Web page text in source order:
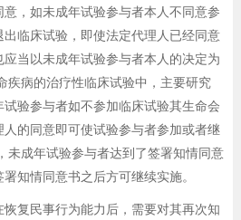
，如未成年试验参与者本人不同意参
临床试验，即使法定代理人已经同意
当以未成年试验参与者本人的决定为
疾病的治疗性临床试验中，主要研究
验参与者如不参加临床试验其生命会
的同意即可使试验参与者参加或者继
未成年试验参与者达到了签署知情同意
知情同意书之后方可继续实施。
复民事行为能力后，需要对其再次知